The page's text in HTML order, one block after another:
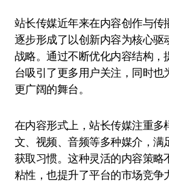
站长传媒近年来在内容创作与传播领域持续探索，
逐步形成了以创新内容为核心驱
战略。通过不断优化内容结构，
台吸引了更多用户关注，同时也
更广阔的舞台。
在内容形式上，站长传媒注重多
文、视频、音频等多种媒介，满
获取习惯。这种灵活的内容策略
粘性，也提升了平台的市场竞争